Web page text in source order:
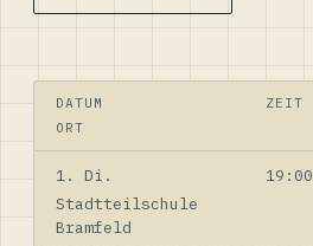
DATUM
ZEIT
ORT
1. Di.
19:00
Stadtteilschule
Bramfeld